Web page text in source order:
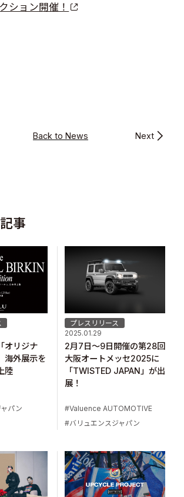
ション開催！
Back to News Next
事
オリジナ
海外展示を
陸
パン
プレスリリース
2025.01.29
2月7日～9日開催の第28回
大阪オートメッセ2025に
「TWISTED JAPAN」が出
展！
Valuence AUTOMOTIVE
バリュエンスジャパン